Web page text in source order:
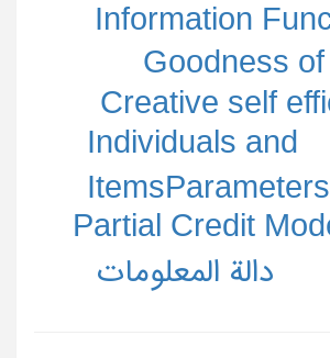
Creative self
Goodness
Individuals and
ItemsParameters
Information
Partial Credit
دالة المعلومات